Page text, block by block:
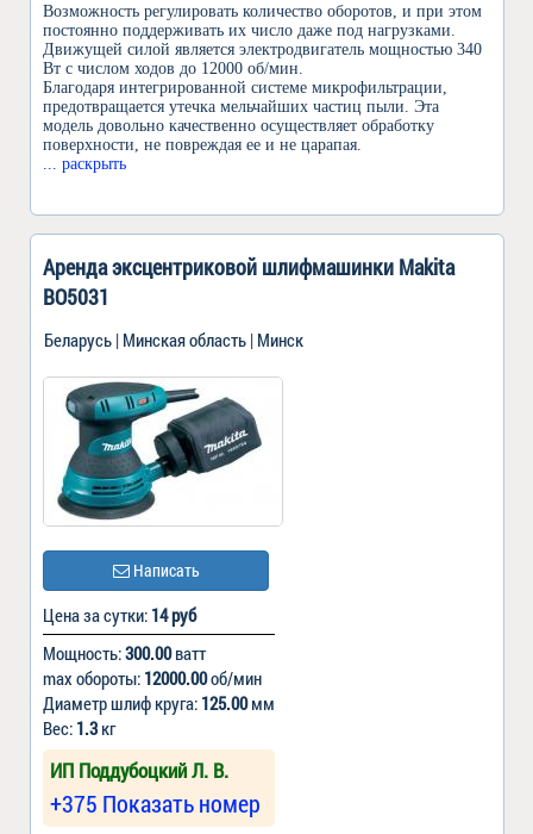
Возможность регулировать количество оборотов, и при этом
постоянно поддерживать их число даже под нагрузками.
Движущей силой является электродвигатель мощностью 340
Вт с числом ходов до 12000 об/мин.
Благодаря интегрированной системе микрофильтрации,
предотвращается утечка мельчайших частиц пыли. Эта
модель довольно качественно осуществляет обработку
поверхности, не повреждая ее и не царапая.
... раскрыть
Аренда эксцентриковой шлифмашинки Makita
BO5031
Беларусь | Минская область | Минск
Написать
Цена за сутки: 14 руб
Мощность:300.00ватт
max обороты: 12000.00об/мин
Диаметр шлиф круга: 125.00мм
Вес: 1.3кг
ИП Поддубоцкий Л. В.
+375 Показать номер